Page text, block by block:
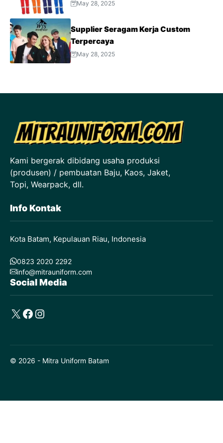
May 28, 2025
Supplier Seragam Kerja Custom
Terpercaya
May 28, 2025
Kami bergerak dibidang usaha produksi
(produsen) / pembuatan Baju, Kaos, Jaket,
Topi, Wearpack, dll.
Info Kontak
Kota Batam, Kepulauan Riau, Indonesia
0823 2020 2292
info@mitrauniform.com
Social Media
X Facebook
Instagram
© 2026 - Mitra Uniform Batam